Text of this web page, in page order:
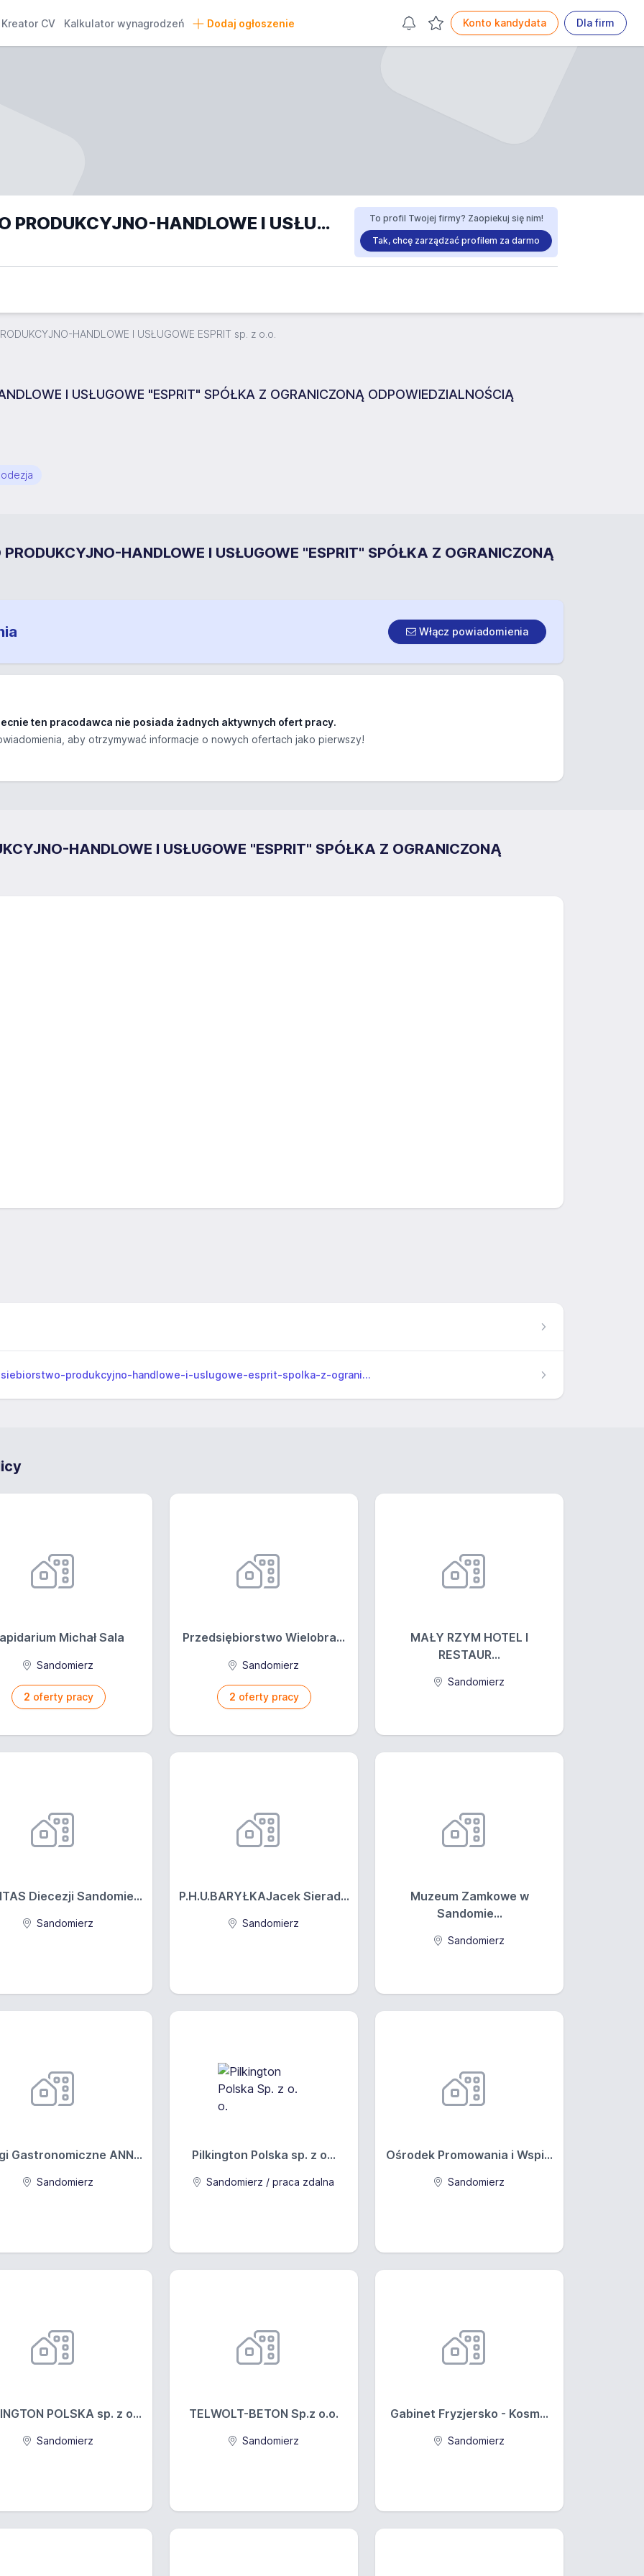
Kreator CV Kalkulator wynagrodzeń Dodaj ogłoszenie Konto kandydata Dla firm
PRZEDSIĘBIORSTWO PRODUKCYJNO-HANDLOWE I USŁUGOWE ESPRIT sp. z o.o. praca To profil Twojej firmy? Zaopiekuj się nim!
Tak, chcę zarządzać profilem za darmo
HANDLOWE I USŁUGOWE ESPRIT sp. z o.o.
I USŁUGOWE "ESPRIT" SPÓŁKA Z OGRANICZONĄ ODPOWIEDZIALNOŚCIĄ
HANDLOWE I USŁUGOWE "ESPRIT" SPÓŁKA Z OGRANICZONĄ
Włącz powiadomienia
ten pracodawca nie posiada żadnych aktywnych ofert pracy.
aby otrzymywać informacje o nowych ofertach jako pierwszy!
HANDLOWE I USŁUGOWE "ESPRIT" SPÓŁKA Z OGRANICZONĄ
produkcyjno-handlowe-i-uslugowe-esprit-spolka-z-ograni...
Michał Sala
Sandomierz
2 oferty pracy
Przedsiębiorstwo Wielobra...
Sandomierz
2 oferty pracy
MAŁY RZYM HOTEL I
RESTAUR...
Sandomierz
Diecezji Sandomie...
Sandomierz
P.H.U.BARYŁKAJacek Sierad...
Sandomierz
Muzeum Zamkowe w
Sandomie...
Sandomierz
Gastronomiczne ANN...
Sandomierz
Pilkington Polska sp. z o...
Sandomierz / praca zdalna
Ośrodek Promowania i Wspi...
Sandomierz
POLSKA sp. z o...
Sandomierz
TELWOLT-BETON Sp.z o.o.
Sandomierz
Gabinet Fryzjersko - Kosm...
Sandomierz